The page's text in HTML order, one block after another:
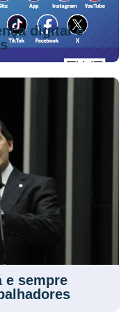
digital e
e sempre